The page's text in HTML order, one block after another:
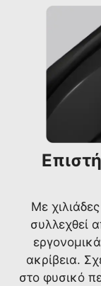
Με
συλλεχθεί
ακρίβεια.
στο φυσικό